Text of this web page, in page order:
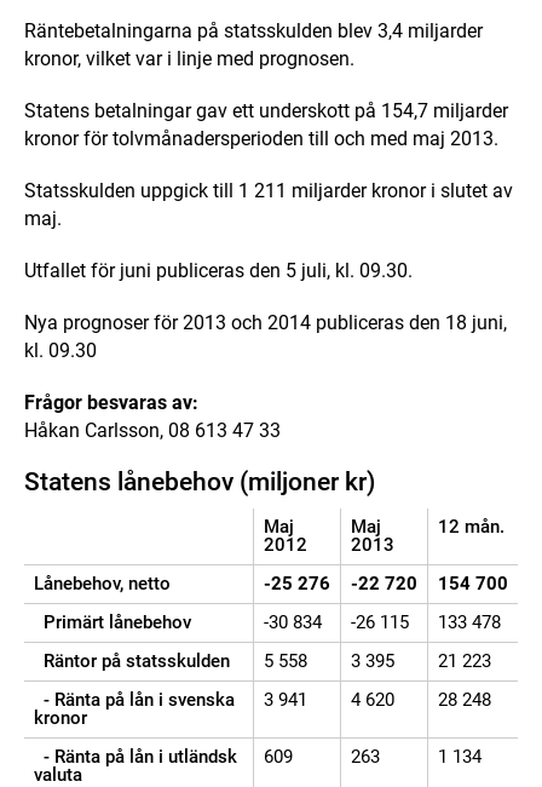
Räntebetalningarna på statsskulden blev 3,4 miljarder
kronor, vilket var i linje med prognosen.
Statens betalningar gav ett underskott på 154,7 miljarder
kronor för tolvmånadersperioden till och med maj 2013.
Statsskulden uppgick till 1 211 miljarder kronor i slutet av
maj.
Utfallet för juni publiceras den 5 juli, kl. 09.30.
Nya prognoser för 2013 och 2014 publiceras den 18 juni,
kl. 09.30
Frågor besvaras av:
Håkan Carlsson, 08 613 47 33
Statens lånebehov (miljoner kr)
Maj
2012
Maj
2013
12 mån.
Lånebehov, netto -25 276 -22 720
154 700
Primärt lånebehov
-30 834 -26 115
133 478
Räntor på statsskulden
5 558 3 395
21 223
- Ränta på lån i svenska
kronor
3 941 4 620 28 248
- Ränta på lån i utländsk
valuta
609 263 1 134